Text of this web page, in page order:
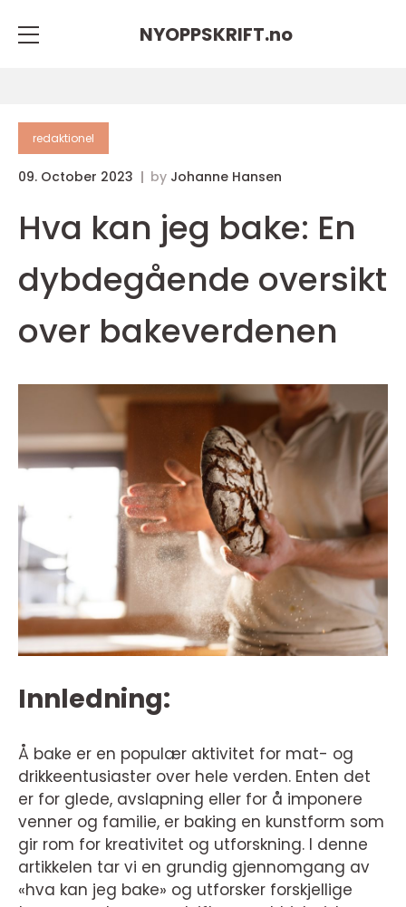
NYOPPSKRIFT.no
redaktionel
09. October 2023 by Johanne Hansen
Hva kan jeg bake: En
dybdegående oversikt
over bakeverdenen
Innledning:
Å bake er en populær aktivitet for mat- og
drikkeentusiaster over hele verden. Enten det
er for glede, avslapning eller for å imponere
venner og familie, er baking en kunstform som
gir rom for kreativitet og utforskning. I denne
artikkelen tar vi en grundig gjennomgang av
«hva kan jeg bake» og utforsker forskjellige